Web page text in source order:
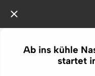
Ab ins kühle
startet